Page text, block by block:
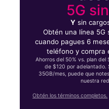
5G
Ysin
Obtén una línea 5G
cuando pagues 6
teléfono y compra
Ahorros del 50% vs. plan
de $120 por adelantado.
35GB/mes, puede que
nuestra
Obtén los términos completos.